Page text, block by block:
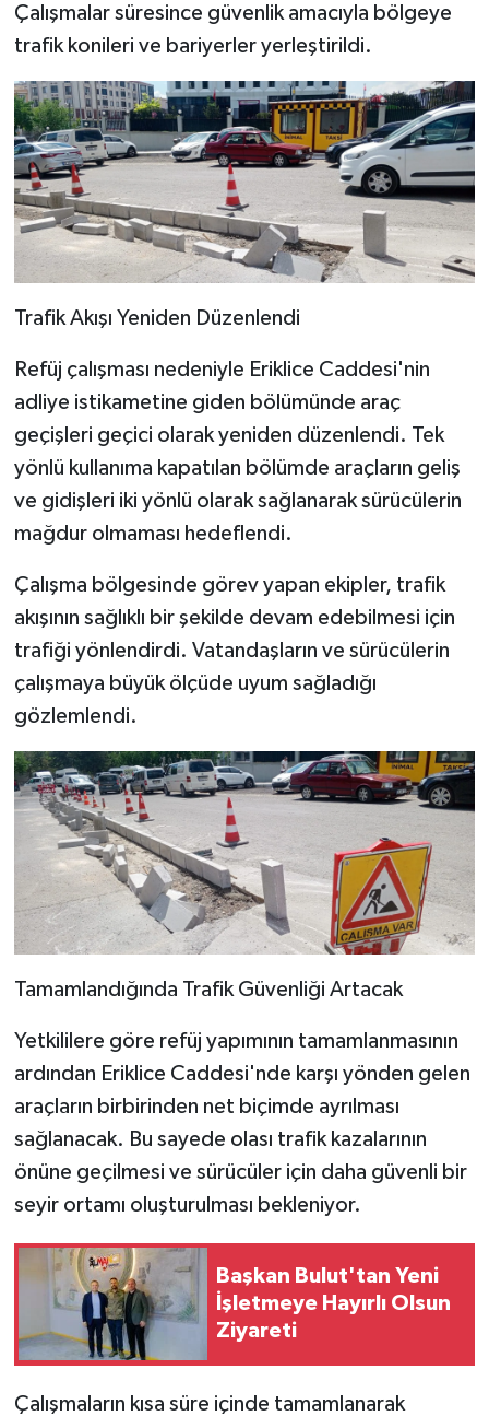
Çalışmalar süresince güvenlik amacıyla bölgeye
trafik konileri ve bariyerler yerleştirildi.
Trafik Akışı Yeniden Düzenlendi
Refüj çalışması nedeniyle Eriklice Caddesi'nin
adliye istikametine giden bölümünde araç
geçişleri geçici olarak yeniden düzenlendi. Tek
yönlü kullanıma kapatılan bölümde araçların geliş
ve gidişleri iki yönlü olarak sağlanarak sürücülerin
mağdur olmaması hedeflendi.
Çalışma bölgesinde görev yapan ekipler, trafik
akışının sağlıklı bir şekilde devam edebilmesi için
trafiği yönlendirdi. Vatandaşların ve sürücülerin
çalışmaya büyük ölçüde uyum sağladığı
gözlemlendi.
Tamamlandığında Trafik Güvenliği Artacak
Yetkililere göre refüj yapımının tamamlanmasının
ardından Eriklice Caddesi'nde karşı yönden gelen
araçların birbirinden net biçimde ayrılması
sağlanacak. Bu sayede olası trafik kazalarının
önüne geçilmesi ve sürücüler için daha güvenli bir
seyir ortamı oluşturulması bekleniyor.
Başkan Bulut'tan Yeni
İşletmeye Hayırlı Olsun
Ziyareti
Çalışmaların kısa süre içinde tamamlanarak